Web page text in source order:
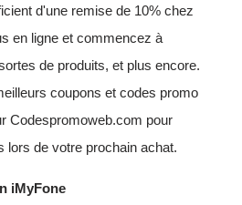
d'une remise de 10% chez
en ligne et commencez à
de produits, et plus encore.
coupons et codes promo
Codespromoweb.com pour
lors de votre prochain achat.
iMyFone